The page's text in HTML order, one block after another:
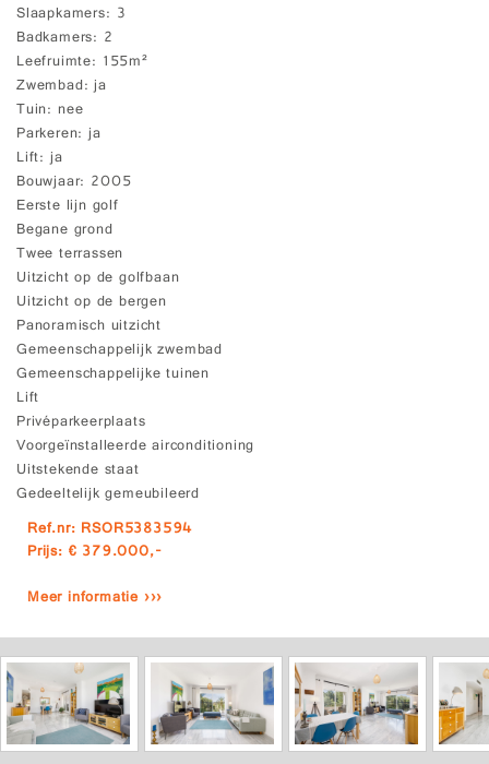
Slaapkamers 3
Badkamers 2
Leefruimte 155m²
Zwembad ja
Tuin nee
Parkeren ja
Lift ja
Bouwjaar 2005
Eerste lijn golf
Begane grond
Twee terrassen
Uitzicht op de golfbaan
Uitzicht op de bergen
Panoramisch uitzicht
Gemeenschappelijk zwembad
Gemeenschappelijke tuinen
Lift
Privéparkeerplaats
Voorgeïnstalleerde airconditioning
Uitstekende staat
Gedeeltelijk gemeubileerd
Ref.nr: RSOR5383594
Prijs: € 379.000,-
Meer informatie ›››